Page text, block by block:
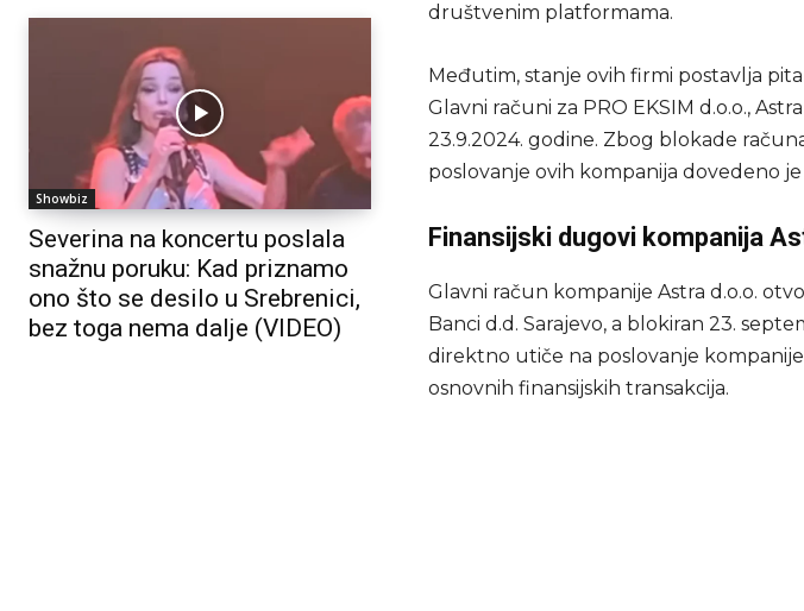
Showbiz
Severina na koncertu poslala
snažnu poruku: Kad priznamo
ono što se desilo u Srebrenici,
bez toga nema dalje (VIDEO)
društvenim platformama.
Međutim, stanje ovih firmi postavlja
Glavni računi za PRO EKSIM d.o.o.,
23.9.2024. godine. Zbog blokade
poslovanje ovih kompanija dovedeno
Finansijski dugovi kompanija
Glavni račun kompanije Astra d.o.o.
Banci d.d. Sarajevo, a blokiran 23.
direktno utiče na poslovanje
osnovnih finansijskih transakcija.